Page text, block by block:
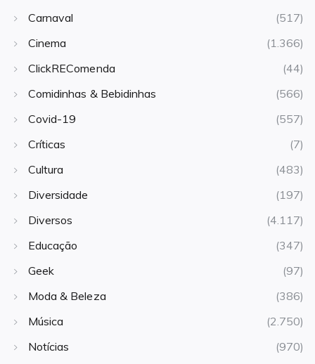
Carnaval
(517)
Cinema
(1.366)
ClickREComenda
(44)
Comidinhas & Bebidinhas
(566)
Covid-19
(557)
Críticas
(7)
Cultura
(483)
Diversidade
(197)
Diversos
(4.117)
Educação
(347)
Geek
(97)
Moda & Beleza
(386)
Música
(2.750)
Notícias
(970)